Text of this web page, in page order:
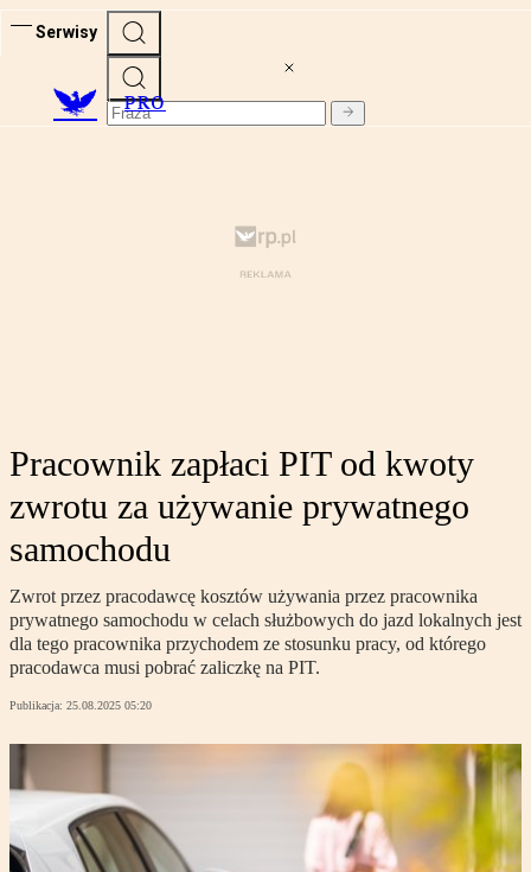
Serwisy
PRO
Pracownik zapłaci PIT od kwoty
zwrotu za używanie prywatnego
samochodu
Zwrot przez pracodawcę kosztów używania przez pracownika
prywatnego samochodu w celach służbowych do jazd lokalnych jest
dla tego pracownika przychodem ze stosunku pracy, od którego
pracodawca musi pobrać zaliczkę na PIT.
Publikacja: 25.08.2025 05:20